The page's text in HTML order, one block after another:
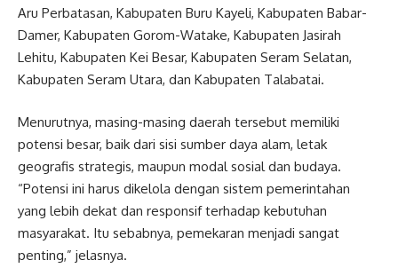
Aru Perbatasan, Kabupaten Buru Kayeli, Kabupaten Babar-
Damer, Kabupaten Gorom-Watake, Kabupaten Jasirah
Lehitu, Kabupaten Kei Besar, Kabupaten Seram Selatan,
Kabupaten Seram Utara, dan Kabupaten Talabatai.
Menurutnya, masing-masing daerah tersebut memiliki
potensi besar, baik dari sisi sumber daya alam, letak
geografis strategis, maupun modal sosial dan budaya.
“Potensi ini harus dikelola dengan sistem pemerintahan
yang lebih dekat dan responsif terhadap kebutuhan
masyarakat. Itu sebabnya, pemekaran menjadi sangat
penting,” jelasnya.